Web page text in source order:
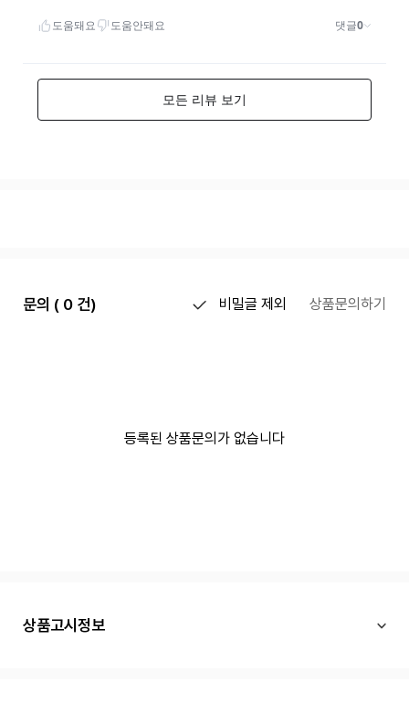
문의 ( 0 건) 비밀글 제외 상품문의하기
등록된 상품문의가 없습니다
상품고시정보